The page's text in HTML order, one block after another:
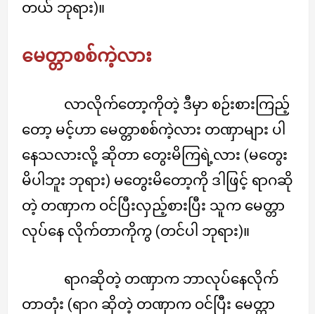
တယ် ဘုရား)။
မေတ္တာစစ်ကဲ့လား
လာလိုက်တော့ကိုတဲ့ ဒီမှာ စဉ်းစားကြည့်
တော့ မင့်ဟာ မေတ္တာစစ်ကဲ့လား တဏှာများ ပါ
နေသလားလို့ ဆိုတာ တွေးမိကြရဲ့လား (မတွေး
မိပါဘူး ဘုရား) မတွေးမိတော့ကို ဒါဖြင့် ရာဂဆို
တဲ့ တဏှာက ဝင်ပြီးလှည့်စားပြီး သူက မေတ္တာ
လုပ်နေ လိုက်တာကိုကွ (တင်ပါ ဘုရား)။
ရာဂဆိုတဲ့ တဏှာက ဘာလုပ်နေလိုက်
တာတုံး (ရာဂ ဆိုတဲ့ တဏှာက ဝင်ပြီး မေတ္တာ